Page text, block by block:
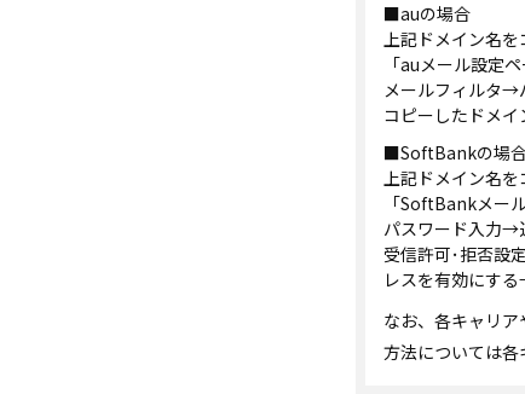
■auの場合
上記ドメイン名を
「auメール設定
メールフィルタ→
コピーしたドメイ
■SoftBankの場
上記ドメイン名を
「SoftBankメー
パスワード入力→
受信許可･拒否設
レスを有効にす
なお、各キャリ
方法については各